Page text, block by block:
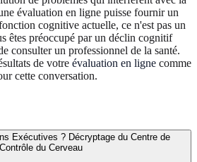
évaluation en ligne puisse fournir un
cognitive actuelle, ce n'est pas un
êtes préoccupé par un déclin cognitif
consulter un professionnel de la santé.
de votre évaluation en ligne comme
cette conversation.
Exécutives ? Décryptage du Centre de
Contrôle du Cerveau